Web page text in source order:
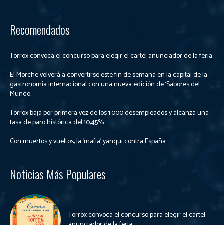
Recomendados
Torrox convoca el concurso para elegir el cartel anunciador de la feria
El Morche volverá a convertirse este fin de semana en la capital de la
gastronomía internacional con una nueva edición de ‘Sabores del
Mundo...
Torrox baja por primera vez de los 1.000 desempleados y alcanza una
tasa de paro histórica del 10,45%
Con muertos y vueltos, la ‘mafia’ yanqui contra España
Noticias Más Populares
Torrox convoca el concurso para elegir el cartel